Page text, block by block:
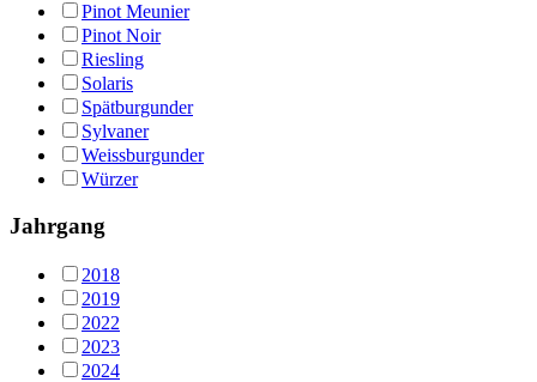
Pinot Meunier
Pinot Noir
Riesling
Solaris
Spätburgunder
Sylvaner
Weissburgunder
Würzer
Jahrgang
2018
2019
2022
2023
2024